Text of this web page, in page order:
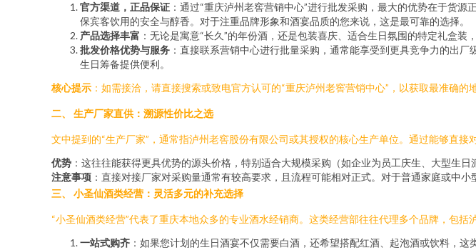
官方渠道，正品保证 ：通过“重庆泸州老窖营销中心”进行批发采购，最大的优势在于货
保宾客饮用的安全与醇香。对于注重品牌形象和酒宴品质的您来说，这是最可靠的选择。
产品选择丰富 ：无论是寓意“长久”的年份酒，还是包装喜庆、适合生日氛围的特定礼盒
批发价格优势与服务 ：直接联系营销中心进行批量采购，通常能享受到更具竞争力的出
生日筹备提供便利。
核心提示 ：如需接洽，请直接搜索或致电官方认可的“重庆泸州老窖营销中心”，以获取最准确的
二、 生产厂家直供：溯源性价比之选
文中提到的“生产厂家”，通常指泸州老窖股份有限公司或其授权的核心生产单位。通过能够直
优势 ：这往往能获得更具优势的源头价格，特别适合大规模采购（如企业为员工庆生、大型生
注意事项 ：直接对接厂家对采购量通常有较高要求，且流程可能相对正式。对于普通家庭或中
三、 小圣仙酒类经营：灵活多元的补充选择
“小圣仙酒类经营”代表了重庆本地众多的专业酒水经销商。这类经营部往往代理多个品牌，包
一站式购齐 ：如果您计划的生日酒宴不仅需要白酒，还希望搭配红酒、起泡酒或饮料，这